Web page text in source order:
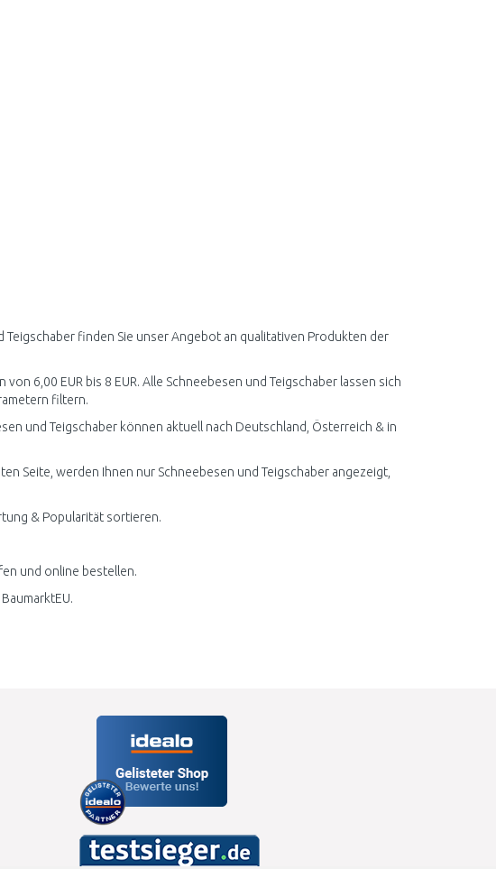
Teigschaber finden Sie unser Angebot an qualitativen Produkten der
6,00 EUR bis 8 EUR. Alle Schneebesen und Teigschaber lassen sich
filtern.
und Teigschaber können aktuell nach Deutschland, Österreich & in
Seite, werden Ihnen nur Schneebesen und Teigschaber angezeigt,
& Popularität sortieren.
und online bestellen.